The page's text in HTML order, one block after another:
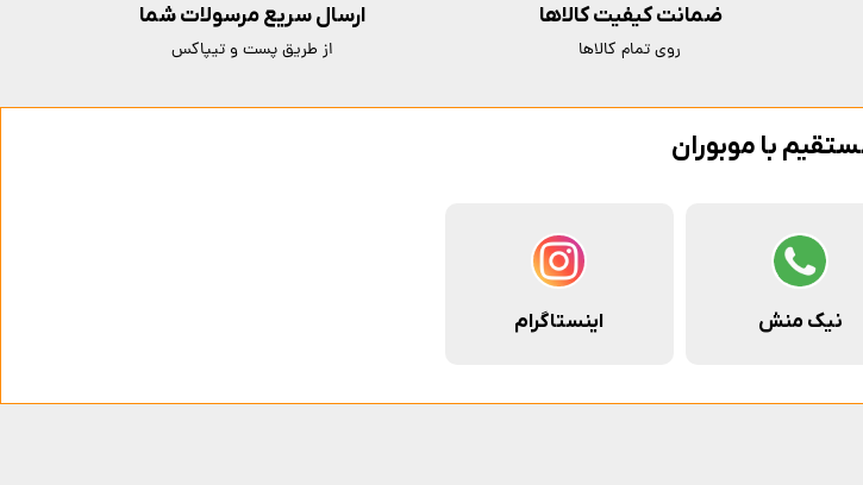
با موبوران
نیک منش اینستاگرام
ارسال سریع مرسولات شما
از طریق پست و تیپاکس
ضمانت کیفیت کالاها
روی تمام کالاها